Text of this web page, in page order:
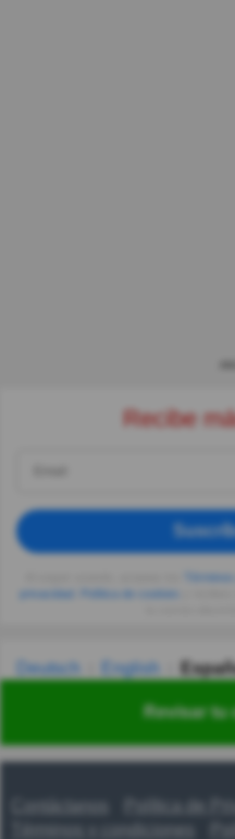
Revisar tu
Recibe
privacidad
Deutsch English
Українська
Contáctanos
Política de
Términos y condiciones